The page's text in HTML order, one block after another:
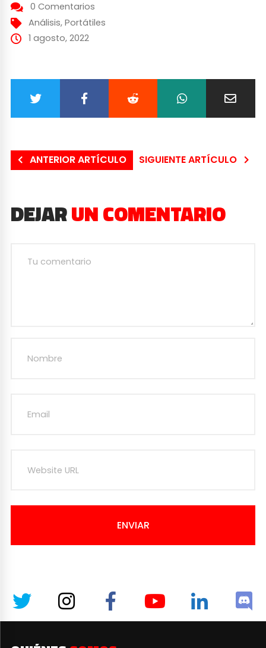
0 Comentarios
Análisis, Portátiles
1 agosto, 2022
ANTERIOR ARTÍCULO SIGUIENTE ARTÍCULO
DEJARUN COMENTARIO
ENVIAR